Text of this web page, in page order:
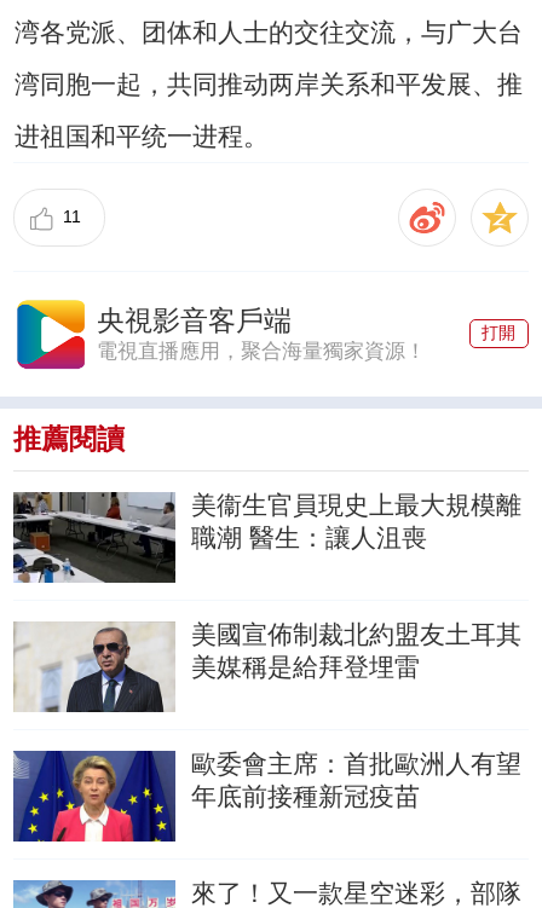
湾各党派、团体和人士的交往交流，与广大台
湾同胞一起，共同推动两岸关系和平发展、推
进祖国和平统一进程。
11
央視影音客戶端
電視直播應用，聚合海量獨家資源！
打開
推薦閱讀
美衞生官員現史上最大規模離
職潮 醫生：讓人沮喪
美國宣佈制裁北約盟友土耳其
美媒稱是給拜登埋雷
歐委會主席：首批歐洲人有望
年底前接種新冠疫苗
來了！又一款星空迷彩，部隊